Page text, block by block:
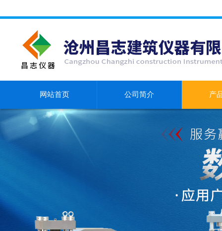
网站首页 公司简介 产